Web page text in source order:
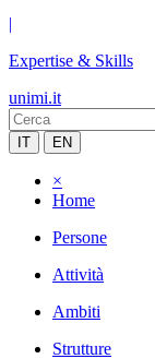
|
Expertise & Skills
unimi.it
IT EN
×
Home
Persone
Attività
Ambiti
Strutture